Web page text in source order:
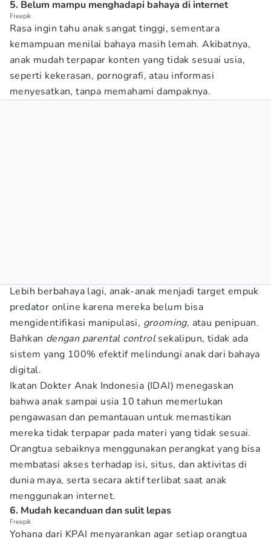
5. Belum mampu menghadapi bahaya di internet
Freepik
Rasa ingin tahu anak sangat tinggi, sementara
kemampuan menilai bahaya masih lemah. Akibatnya,
anak mudah terpapar konten yang tidak sesuai usia,
seperti kekerasan, pornografi, atau informasi
menyesatkan, tanpa memahami dampaknya.
Lebih berbahaya lagi, anak-anak menjadi target empuk
predator online karena mereka belum bisa
mengidentifikasi manipulasi, grooming, atau penipuan.
Bahkan dengan parental controlsekalipun, tidak ada
sistem yang 100% efektif melindungi anak dari bahaya
digital.
Ikatan Dokter Anak Indonesia (IDAI) menegaskan
bahwa anak sampai usia 10 tahun memerlukan
pengawasan dan pemantauan untuk memastikan
mereka tidak terpapar pada materi yang tidak sesuai.
Orangtua sebaiknya menggunakan perangkat yang bisa
membatasi akses terhadap isi, situs, dan aktivitas di
dunia maya, serta secara aktif terlibat saat anak
menggunakan internet.
6. Mudah kecanduan dan sulit lepas
Freepik
Yohana dari KPAI menyarankan agar setiap orangtua